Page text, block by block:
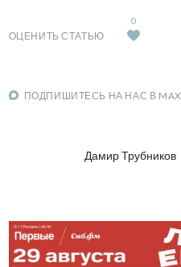
ОЦЕНИТЬ СТАТЬЮ
0
ПОДПИШИТЕСЬ НА НАС В MAX
Дамир Трубников